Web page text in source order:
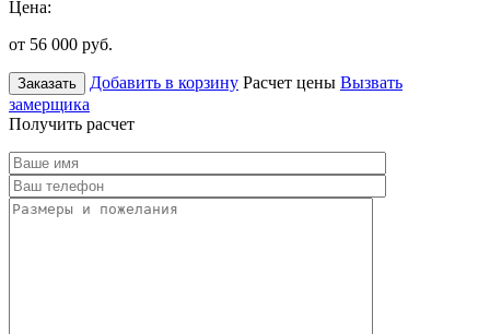
Цена:
от 56 000 руб.
Заказать Добавить в корзину Расчет цены Вызвать
замерщика
Получить расчет